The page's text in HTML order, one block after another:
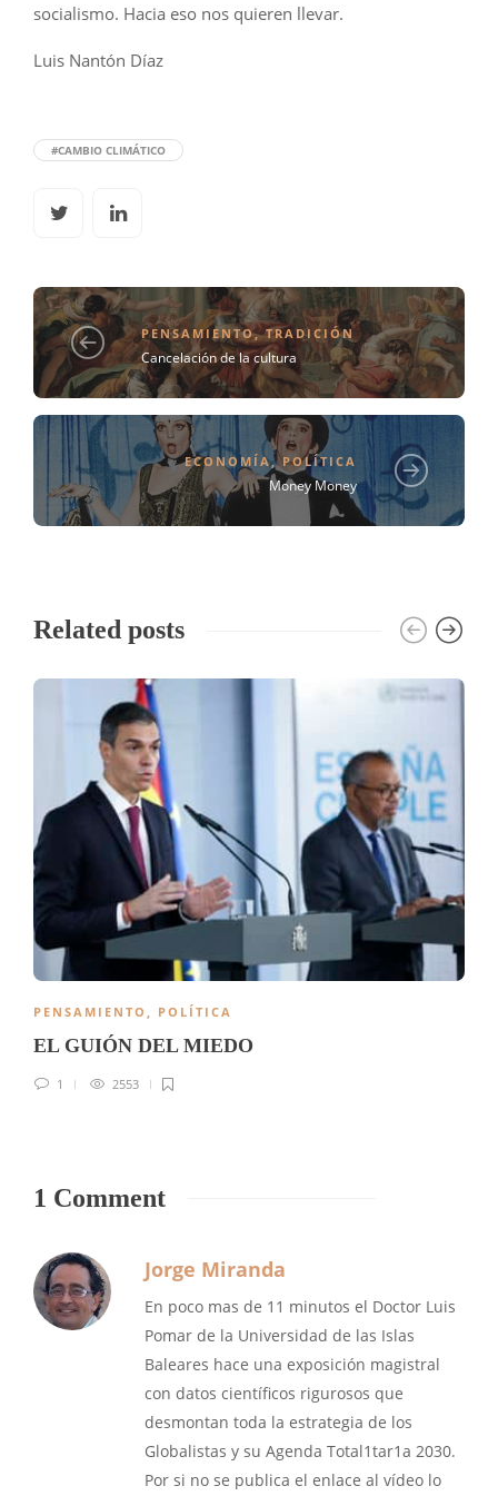
socialismo. Hacia eso nos quieren llevar.
Luis Nantón Díaz
#CAMBIO CLIMÁTICO
PENSAMIENTO,TRADICIÓN
Cancelación de la cultura
ECONOMÍA,POLÍTICA
Money Money
Related posts
PENSAMIENTO POLÍTICA
EL GUIÓN DEL MIEDO
1 2553
1 Comment
Jorge Miranda
En poco mas de 11 minutos el Doctor Luis
Pomar de la Universidad de las Islas
Baleares hace una exposición magistral
con datos científicos rigurosos que
desmontan toda la estrategia de los
Globalistas y su Agenda Total1tar1a 2030.
Por si no se publica el enlace al vídeo lo